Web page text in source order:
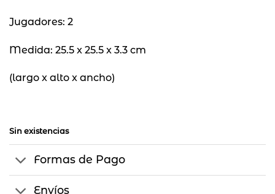
Jugadores: 2
Medida: 25.5 x 25.5 x 3.3 cm
(largo x alto x ancho)
Sin existencias
Formas de Pago
Envíos